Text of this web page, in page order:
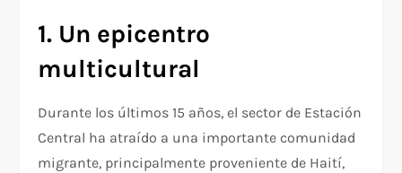
1. Un epicentro
multicultural
Durante los últimos 15 años, el sector de Estación
Central ha atraído a una importante comunidad
migrante, principalmente proveniente de Haití,